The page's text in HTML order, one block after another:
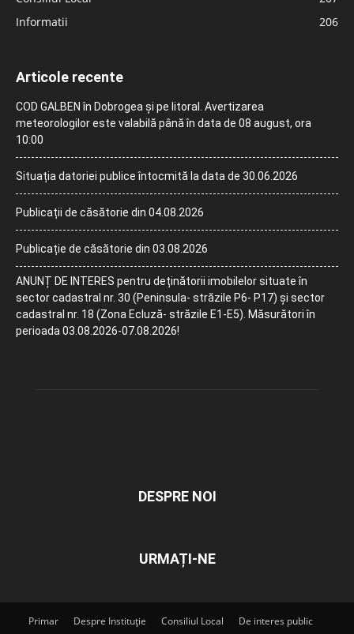
Informatii
206
Articole recente
COD GALBEN în Dobrogea și pe litoral. Avertizarea
meteorologilor este valabilă până în data de 08 august, ora
10:00
Situația datoriei publice întocmită la data de 30.06.2026
Publicații de căsătorie din 04.08.2026
Publicație de căsătorie din 03.08.2026
ANUNȚ DE INTERES pentru deținătorii imobilelor situate în
sector cadastral nr. 30 (Peninsula- străzile P6- P17) și sector
cadastral nr. 18 (Zona Ecluză- străzile E1-E5). Măsurători în
perioada 03.08.2026-07.08.2026!
DESPRE NOI
URMAȚI-NE
Primar Despre Instituție Consiliul Local
De interes public